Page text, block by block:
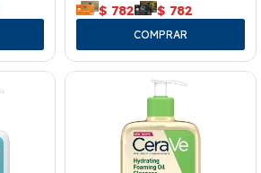
$ 782 $ 782